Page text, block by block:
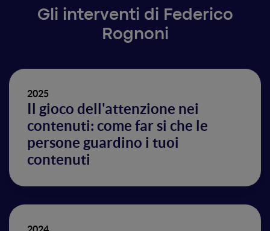
Gli interventi di Federico
Rognoni
2025
Il gioco dell'attenzione nei
contenuti: come far si che le
persone guardino i tuoi
contenuti